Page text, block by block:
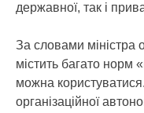
державної, так і
За словами міністра
містить багато норм
можна
організаційної